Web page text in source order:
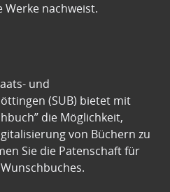
nachweist.
und
(SUB) bietet mit
die Möglichkeit,
von Büchern zu
Sie die Patenschaft für